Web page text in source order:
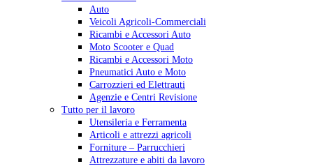
Auto
Veicoli Agricoli-Commerciali
Ricambi e Accessori Auto
Moto Scooter e Quad
Ricambi e Accessori Moto
Pneumatici Auto e Moto
Carrozzieri ed Elettrauti
Agenzie e Centri Revisione
Tutto per il lavoro
Utensileria e Ferramenta
Articoli e attrezzi agricoli
Forniture – Parrucchieri
Attrezzature e abiti da lavoro